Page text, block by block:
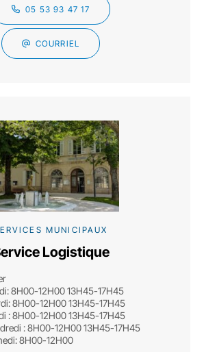
05 53 93 47 17
COURRIEL
MUNICIPAUX
Logistique
8H00-12H00 13H45-17H45
8H00-12H00 13H45-17H45
: 8H00-12H00 13H45-17H45
: 8H00-12H00 13H45-17H45
8H00-12H00